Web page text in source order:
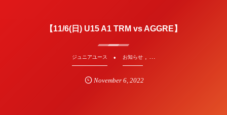
【11/6(日) U15 A1 TRM vs AGGRE】
ジュニアユース お知らせ, …
November 6,2022